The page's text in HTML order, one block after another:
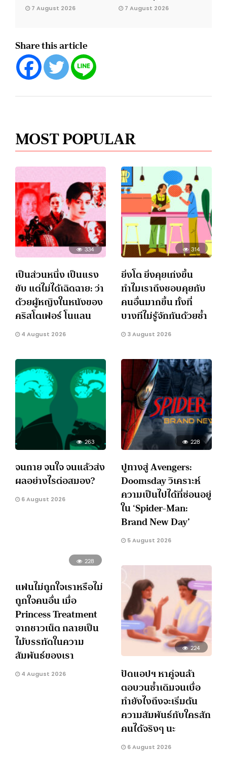
7 August 2026 7 August 2026
Share this article
MOST POPULAR
334
เป็นส่วนหนึ่ง เป็นแรง
ขับ แต่ไม่ได้เฉิดฉาย: ว่า
ด้วยผู้หญิงในหนังของ
คริสโตเฟอร์ โนแลน
4 August 2026
314
ยิ่งโต ยิ่งคุยเก่งขึ้น
ทำไมเราถึงชอบคุยกับ
คนอื่นมากขึ้น ทั้งที่
บางทีไม่รู้จักกันด้วยซ้ำ
3 August 2026
263
จนกาย จนใจ จนแล้วส่ง
ผลอย่างไรต่อสมอง?
6 August 2026
228
ปูทางสู่ Avengers:
Doomsday วิเคราะห์
ความเป็นไปได้ที่ซ่อนอยู่
ใน ‘Spider-Man:
Brand New Day’
5 August 2026
228
แฟนไม่ถูกใจเราหรือไม่
ถูกใจคนอื่น เมื่อ
Princess Treatment
จากชาวเน็ต กลายเป็น
ไม้บรรทัดในความ
สัมพันธ์ของเรา
4 August 2026
224
ปัดแอปฯ หาคู่จนล้า
ตอบวนซ้ำเดิมจนเบื่อ
ทำยังไงถึงจะเริ่มต้น
ความสัมพันธ์กับใครสัก
คนได้จริงๆ นะ
6 August 2026